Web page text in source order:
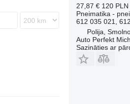
27,87 € 120 PLN
Pneimatika -
612 035 021,
Polija,
Auto Perfekt
Sazināties ar